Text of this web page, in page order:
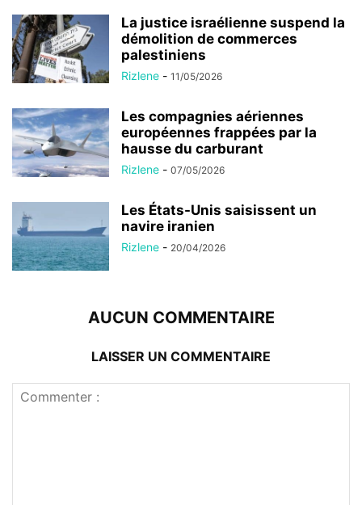
La justice israélienne suspend la
démolition de commerces
palestiniens
Rizlene - 11/05/2026
Les compagnies aériennes
européennes frappées par la
hausse du carburant
Rizlene - 07/05/2026
Les États-Unis saisissent un
navire iranien
Rizlene - 20/04/2026
AUCUN COMMENTAIRE
LAISSER UN COMMENTAIRE